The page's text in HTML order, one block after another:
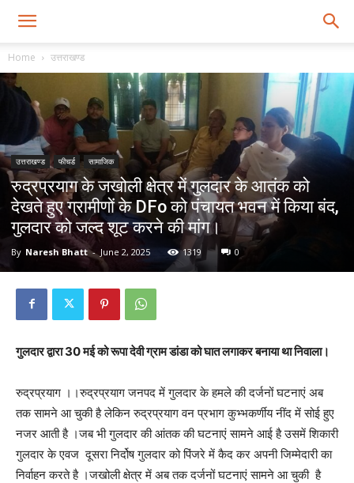
Home उत्तराखण्ड
उत्तराखण्ड फीचर्ड सामाजिक
रुद्रप्रयाग के जखोली क्षेत्र में गुलदार के आतंक को
देखते हुए ग्रामीणों के DFo को पंचायत भवन में किया बंद,
गुलदार को जल्द शूट करने की मांग।
By Naresh Bhatt - June 2, 2025 1319 0
गुलदार द्वारा 30 मई को रूपा देवी ग्राम डांडा को घात लगाकर बनाया था निवाला।
रुद्रप्रयाग ।।रुद्रप्रयाग जनपद में गुलदार के हमले की दर्जनों घटनाएं अब
तक सामने आ चुकी है लेकिन रुद्रप्रयाग वन प्रभाग कुभ्भकर्णीय नींद में सोई हुए
नजर आती है ।जब भी गुलदार की आंतक की घटनाएं सामने आई है उसमें शिकारी
गुलदार के एवज दूसरा निर्दोष गुलदार को पिंजरे में कैद कर अपनी जिम्मेदारी का
निर्वाहन करते है ।जखोली क्षेत्र में अब तक दर्जनों घटनाएं सामने आ चुकी है